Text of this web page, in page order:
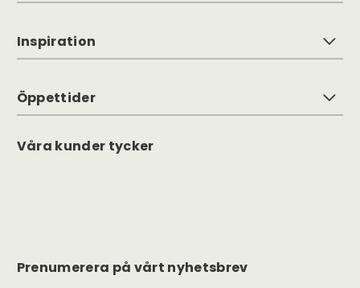
Inspiration
Öppettider
Våra kunder tycker
Prenumerera på vårt nyhetsbrev